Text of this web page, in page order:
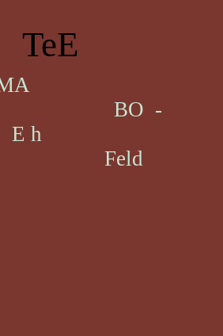
TeE
BO -
h
Feld